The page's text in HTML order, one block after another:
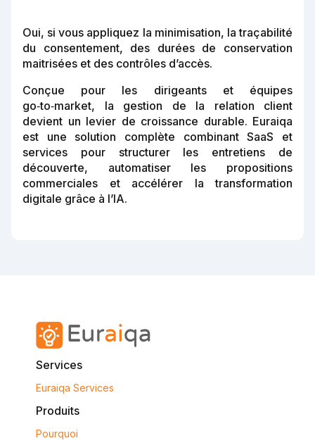
Oui, si vous appliquez la minimisation, la traçabilité
du consentement, des durées de conservation
maitrisées et des contrôles d’accès.
Conçue pour les dirigeants et équipes
go‑to‑market, la gestion de la relation client
devient un levier de croissance durable. Euraiqa
est une solution complète combinant SaaS et
services pour structurer les entretiens de
découverte, automatiser les propositions
commerciales et accélérer la transformation
digitale grâce à l’IA.
Services
Euraiqa Services
Produits
Pourquoi